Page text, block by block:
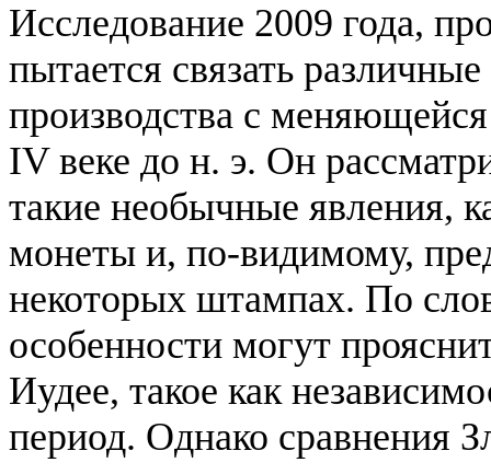
Исследование 2009 года,
пытается связать
производства с
IV веке до н. э. Он
такие необычные явления,
монеты и, по-видимому,
некоторых штампах. По
особенности могут
Иудее, такое как
период. Однако сравнения